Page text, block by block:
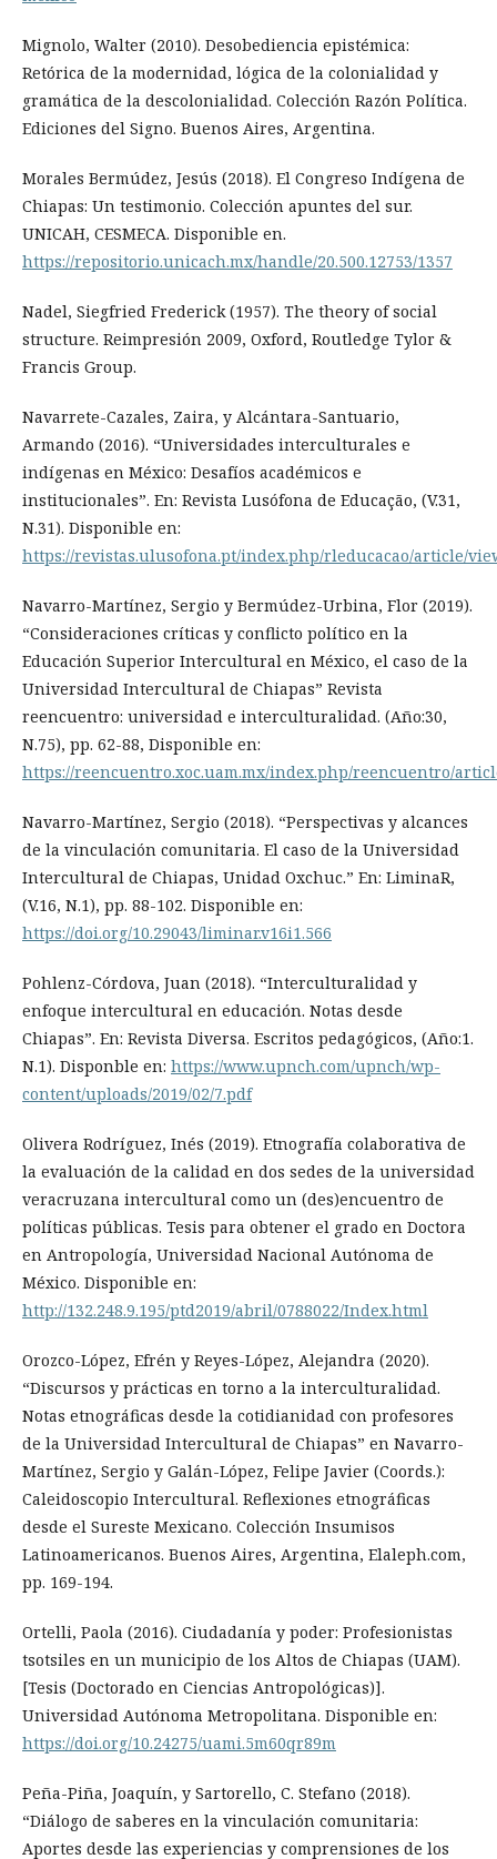
Mignolo, Walter (2010). Desobediencia epistémica:
Retórica de la modernidad, lógica de la colonialidad y
gramática de la descolonialidad. Colección Razón Política.
Ediciones del Signo. Buenos Aires, Argentina.
Morales Bermúdez, Jesús (2018). El Congreso Indígena de
Chiapas: Un testimonio. Colección apuntes del sur.
UNICAH, CESMECA. Disponible en.
https://repositorio.unicach.mx/handle/20.500.12753/1357
Nadel, Siegfried Frederick (1957). The theory of social
structure. Reimpresión 2009, Oxford, Routledge Tylor &
Francis Group.
Navarrete-Cazales, Zaira, y Alcántara-Santuario,
Armando (2016). “Universidades interculturales e
indígenas en México: Desafíos académicos e
institucionales”. En: Revista Lusófona de Educação, (V.31,
N.31). Disponible en:
https://revistas.ulusofona.pt/index.php/rleducacao/article/
Navarro-Martínez, Sergio y Bermúdez-Urbina, Flor (2019).
“Consideraciones críticas y conflicto político en la
Educación Superior Intercultural en México, el caso de la
Universidad Intercultural de Chiapas” Revista
reencuentro: universidad e interculturalidad. (Año:30,
N.75), pp. 62-88, Disponible en:
https://reencuentro.xoc.uam.mx/index.php/reencuentro/
Navarro-Martínez, Sergio (2018). “Perspectivas y alcances
de la vinculación comunitaria. El caso de la Universidad
Intercultural de Chiapas, Unidad Oxchuc.” En: LiminaR,
(V.16, N.1), pp. 88-102. Disponible en:
https://doi.org/10.29043/liminar.v16i1.566
Pohlenz-Córdova, Juan (2018). “Interculturalidad y
enfoque intercultural en educación. Notas desde
Chiapas”. En: Revista Diversa. Escritos pedagógicos, (Año:1.
N.1). Disponble en: https://www.upnch.com/upnch/wp-
content/uploads/2019/02/7.pdf
Olivera Rodríguez, Inés (2019). Etnografía colaborativa de
la evaluación de la calidad en dos sedes de la universidad
veracruzana intercultural como un (des)encuentro de
políticas públicas. Tesis para obtener el grado en Doctora
en Antropología, Universidad Nacional Autónoma de
México. Disponible en:
http://132.248.9.195/ptd2019/abril/0788022/Index.html
Orozco-López, Efrén y Reyes-López, Alejandra (2020).
“Discursos y prácticas en torno a la interculturalidad.
Notas etnográficas desde la cotidianidad con profesores
de la Universidad Intercultural de Chiapas” en Navarro-
Martínez, Sergio y Galán-López, Felipe Javier (Coords.):
Caleidoscopio Intercultural. Reflexiones etnográficas
desde el Sureste Mexicano. Colección Insumisos
Latinoamericanos. Buenos Aires, Argentina, Elaleph.com,
pp. 169-194.
Ortelli, Paola (2016). Ciudadanía y poder: Profesionistas
tsotsiles en un municipio de los Altos de Chiapas (UAM).
[Tesis (Doctorado en Ciencias Antropológicas)].
Universidad Autónoma Metropolitana. Disponible en:
https://doi.org/10.24275/uami.5m60qr89m
Peña-Piña, Joaquín, y Sartorello, C. Stefano (2018).
“Diálogo de saberes en la vinculación comunitaria:
Aportes desde las experiencias y comprensiones de los